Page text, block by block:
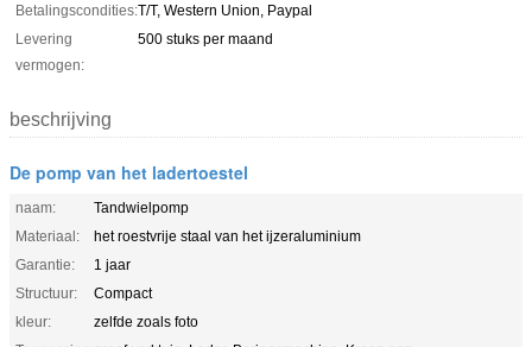
Betalingscondities:T/T, Western Union, Paypal
Levering
vermogen:
500 stuks per maand
beschrijving
De pomp van het ladertoestel
naam:
Tandwielpomp
Materiaal:
het roestvrije staal van het ijzeraluminium
Garantie:
1 jaar
Structuur:
Compact
kleur:
zelfde zoals foto